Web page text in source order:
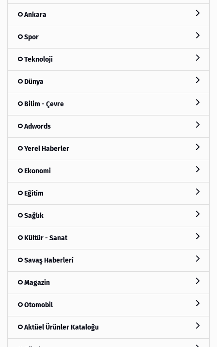
Ankara
Spor
Teknoloji
Dünya
Bilim - Çevre
Adwords
Yerel Haberler
Ekonomi
Eğitim
Sağlık
Kültür - Sanat
Savaş Haberleri
Magazin
Otomobil
Aktüel Ürünler Kataloğu